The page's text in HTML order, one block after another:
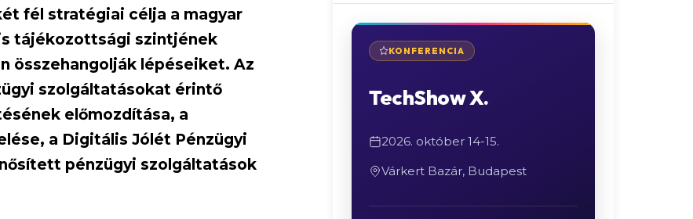
fél stratégiai célja a magyar
tájékozottsági szintjének
összehangolják lépéseiket. Az
szolgáltatásokat érintő
előmozdítása, a
a Digitális Jólét Pénzügyi
pénzügyi szolgáltatások
KONFERENCIA
TechShow X.
2026. október 14-15.
Várkert Bazár, Budapest